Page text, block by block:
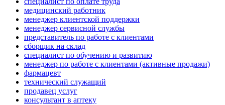
медицинский работник
менеджер клиентской поддержки
менеджер сервисной службы
представитель по работе с клиентами
сборщик на склад
специалист по обучению и развитию
менеджер по работе с клиентами (активные продажи)
фармацевт
технический служащий
продавец услуг
консультант в аптеку